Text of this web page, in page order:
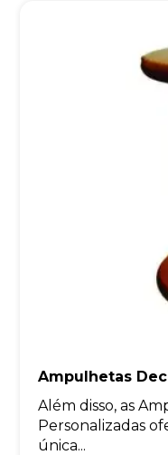
Ampulhetas
Além disso, as
Personalizadas
única...